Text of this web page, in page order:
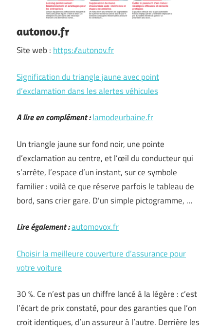
autonov.fr
Site web : https://autonov.fr
Signification du triangle jaune avec point
d’exclamation dans les alertes véhicules
A lire en complément :lamodeurbaine.fr
Un triangle jaune sur fond noir, une pointe
d’exclamation au centre, et l’œil du conducteur qui
s’arrête, l’espace d’un instant, sur ce symbole
familier : voilà ce que réserve parfois le tableau de
bord, sans crier gare. D’un simple pictogramme, …
Lire également :automovox.fr
Choisir la meilleure couverture d’assurance pour
votre voiture
30 %. Ce n’est pas un chiffre lancé à la légère : c’est
l’écart de prix constaté, pour des garanties que l’on
croit identiques, d’un assureur à l’autre. Derrière les